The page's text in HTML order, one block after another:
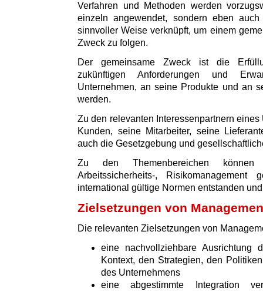
Verfahren und Methoden werden
einzeln angewendet, sondern eben
sinnvoller Weise verknüpft, um einem
Zweck zu folgen.
Der gemeinsame Zweck ist die
zukünftigen Anforderungen und
Unternehmen, an seine Produkte und an
werden.
Zu den relevanten Interessenpartnern
Kunden, seine Mitarbeiter, seine
auch die Gesetzgebung und
Zu den Themenbereichen
Arbeitssicherheits-,
international gültige Normen entstanden
Zielsetzungen von
Die relevanten Zielsetzungen von
eine nachvollziehbare Ausrichtung
Kontext, den Strategien, den
des Unternehmens
eine abgestimmte Integration